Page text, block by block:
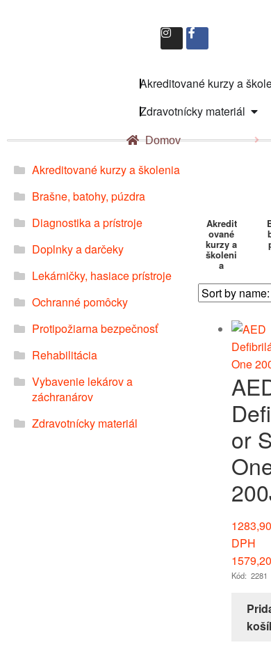
Akreditované kurzy a
Zdravotnícky materiál
Domov
Akreditované kurzy a školenia
Brašne, batohy, púzdra
Diagnostika a prístroje
Doplnky a darčeky
Lekárničky, hasiace prístroje
Ochranné pomôcky
Protipožiarna bezpečnosť
Rehabilitácia
Vybavenie lekárov a
záchranárov
Zdravotnícky materiál
Akredit
ované
kurzy a
školeni
a
or
1283,90
DPH
1579,20
Kód: 2281